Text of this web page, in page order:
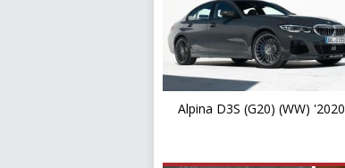
Alpina D3S (G20) (WW) '2020